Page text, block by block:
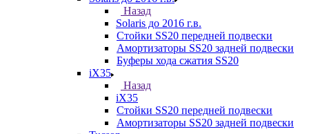
Назад
Solaris до 2016 г.в.
Стойки SS20 передней подвески
Амортизаторы SS20 задней подвески
Буферы хода сжатия SS20
iX35
Назад
iX35
Стойки SS20 передней подвески
Амортизаторы SS20 задней подвески